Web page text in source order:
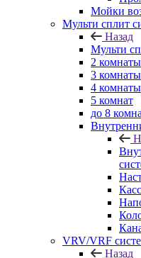
Мойки
Мульти сплит
Назад
Мульти
2 комнаты
3 комнаты
4 комнаты
5 комнат
до 8
VRV/VRF
Назад